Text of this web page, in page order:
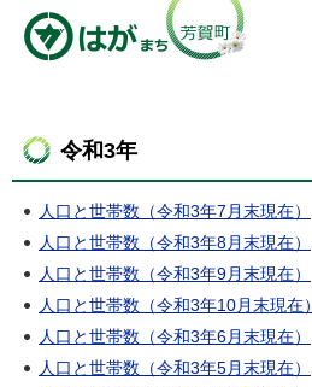
令和3年
人口と世帯数（令和3年7月末現在）
人口と世帯数（令和3年8月末現在）
人口と世帯数（令和3年9月末現在）
人口と世帯数（令和3年10月末現在）
人口と世帯数（令和3年6月末現在）
人口と世帯数（令和3年5月末現在）